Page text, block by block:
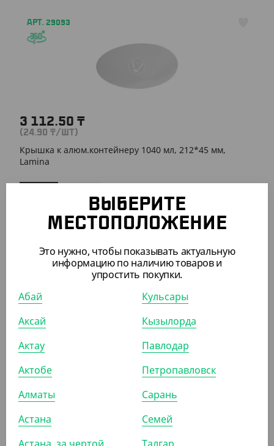
АРТ. 29093
3 112.50 ₸
(24.90 ₸/ШТ)
Крышка к алюм.контейнеру 1040 мл, 212*45 мм,
Lamina
ПОХОЖИЕ ТОВАРЫ
(87.50₸
Контейнер алюминиевый C350 для рыбы, 1400 мл,
350*135*55 мм, Lamina
ВЫБЕРИТЕ
МЕСТОПОЛОЖЕНИЕ
Это нужно, чтобы показывать актуальную
информацию по наличию товаров и
упростить покупки.
Абай
Аксай
Актау
Актобе
Алматы
Астана
Астана, за чертой
Кульсары
Кызылорда
Павлодар
Петропавловск
Сарань
Семей
Талгар